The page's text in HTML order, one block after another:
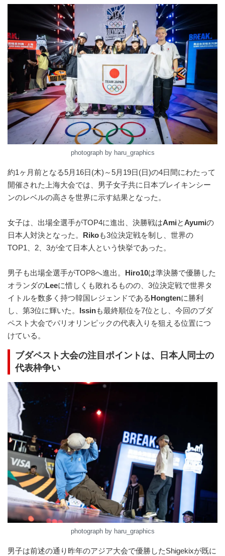
photograph by haru_graphics
約1ヶ月前となる5月16日(木)～5月19日(日)の4日間にわたって
開催された上海大会では、男子女子共に日本ブレイキンシー
ンのレベルの高さを世界に示す結果となった。
女子は、出場全選手がTOP4に進出、決勝戦はAmiとAyumiの
日本人対決となった。 Rikoも3位決定戦を制し、世界の
TOP1、2、3が全て日本人という快挙であった。
男子も出場全選手がTOP8へ進出。 Hiro10は準決勝で優勝した
オランダのLeeに惜しくも敗れるものの、3位決定戦で世界タ
イトルを数多く持つ韓国レジェンドであるHongtenに勝利
し、第3位に輝いた。 Issinも最終順位を7位とし、今回のブダ
ペスト大会でパリオリンピックの代表入りを狙える位置につ
けている。
ブダペスト大会の注目ポイントは、日本人同士の
代表枠争い
photograph by haru_graphics
男子は前述の通り昨年のアジア大会で優勝したShigekixが既に